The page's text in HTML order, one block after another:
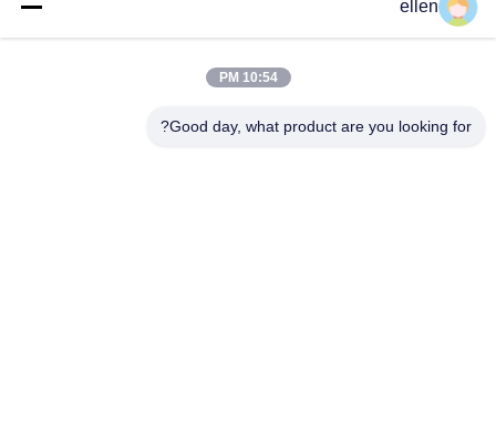
ellen
10:54 PM
Good day, what product are you looking for?